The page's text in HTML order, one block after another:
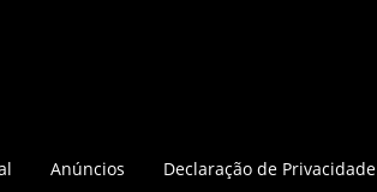
Anúncios Declaração de Privacidade